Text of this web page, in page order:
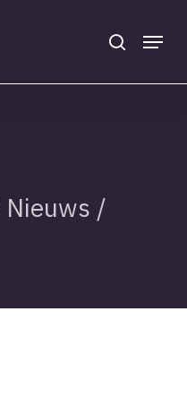
Menu
Nieuws /
Close